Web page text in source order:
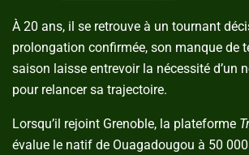
À 20 ans, il se retrouve à un tournant
prolongation confirmée, son manque de
saison laisse entrevoir la nécessité d’un
pour relancer sa trajectoire.
Lorsqu’il rejoint Grenoble, la plateforme
évalue le natif de Ouagadougou à 50